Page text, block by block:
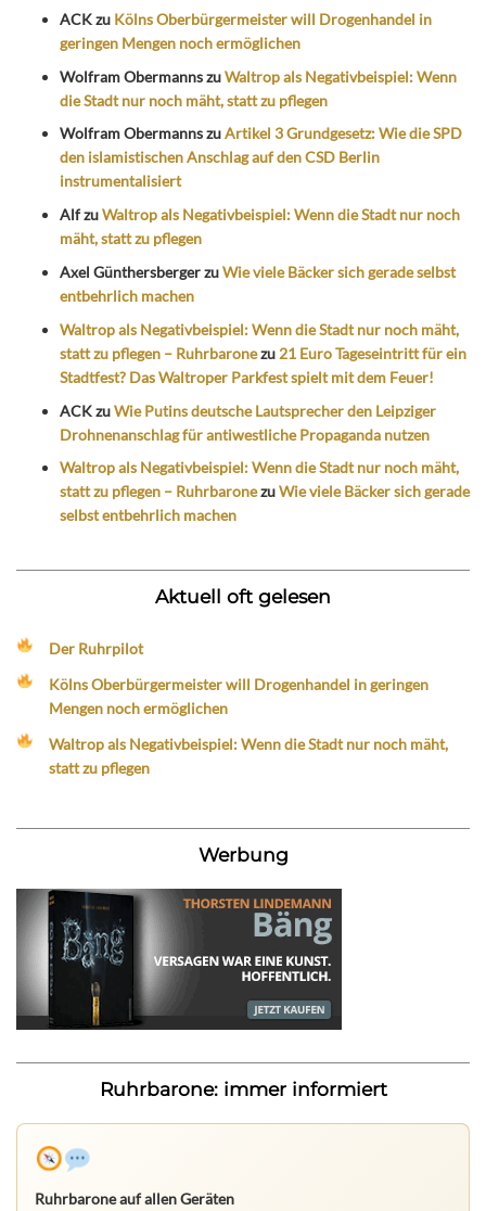
ACKzu Kölns Oberbürgermeister will Drogenhandel in
geringen Mengen noch ermöglichen
Wolfram ObermannszuWaltrop als Negativbeispiel: Wenn
die Stadt nur noch mäht, statt zu pflegen
Wolfram ObermannszuArtikel 3 Grundgesetz: Wie die SPD
den islamistischen Anschlag auf den CSD Berlin
instrumentalisiert
AlfzuWaltrop als Negativbeispiel: Wenn die Stadt nur noch
mäht, statt zu pflegen
Axel GünthersbergerzuWie viele Bäcker sich gerade selbst
entbehrlich machen
Waltrop als Negativbeispiel: Wenn die Stadt nur noch mäht,
statt zu pflegen – Ruhrbaronezu 21 Euro Tageseintritt für ein
Stadtfest? Das Waltroper Parkfest spielt mit dem Feuer!
ACKzuWie Putins deutsche Lautsprecher den Leipziger
Drohnenanschlag für antiwestliche Propaganda nutzen
Waltrop als Negativbeispiel: Wenn die Stadt nur noch mäht,
statt zu pflegen – RuhrbaronezuWie viele Bäcker sich gerade
selbst entbehrlich machen
Aktuell oft gelesen
Der Ruhrpilot
Kölns Oberbürgermeister will Drogenhandel in geringen
Mengen noch ermöglichen
Waltrop als Negativbeispiel: Wenn die Stadt nur noch mäht,
statt zu pflegen
Werbung
Ruhrbarone: immer informiert
Ruhrbarone auf allen Geräten